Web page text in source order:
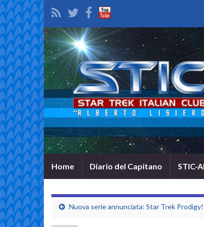
Home Diario del Capitano STIC-
Nuova serie annunciata: Star Trek Prodigy!